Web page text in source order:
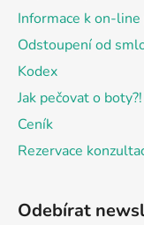
Informace k on-
Odstoupení od
Kodex
Jak pečovat o boty?!
Ceník
Rezervace
Odebírat